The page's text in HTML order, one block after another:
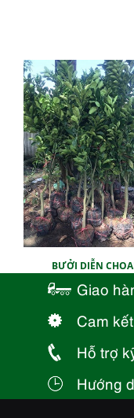
BƯỞI DIỄN
Giao
Cam
Hỗ trợ
Hướng